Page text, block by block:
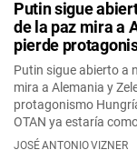
Putin sigue
de la paz mira a
pierde
Putin sigue abierto a
mira a Alemania y
protagonismo
OTAN ya estaría
JOSÉ ANTONIO VIZNER